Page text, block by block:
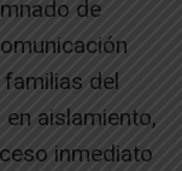
de
del
aislamiento,
inmediato